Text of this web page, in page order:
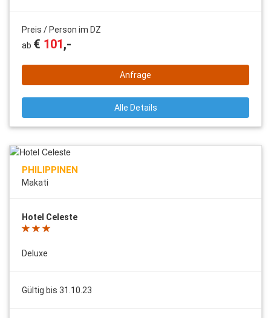
Preis / Person im DZ
ab € 101,-
Anfrage
Alle Details
PHILIPPINEN
Makati
Hotel Celeste
Deluxe
Gültig bis 31.10.23